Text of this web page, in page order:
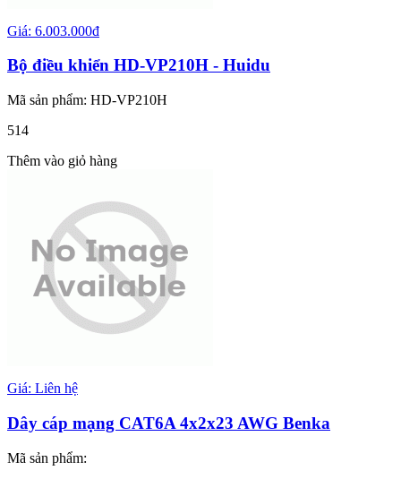
Giá: 6.003.000đ
Bộ điều khiển HD-VP210H - Huidu
Mã sản phẩm: HD-VP210H
514
Thêm vào giỏ hàng
Giá: Liên hệ
Dây cáp mạng CAT6A 4x2x23 AWG Benka
Mã sản phẩm: